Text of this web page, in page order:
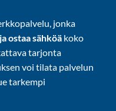
jonka
ostaa sähköä koko
tarjonta
voi tilata palvelun
tarkempi